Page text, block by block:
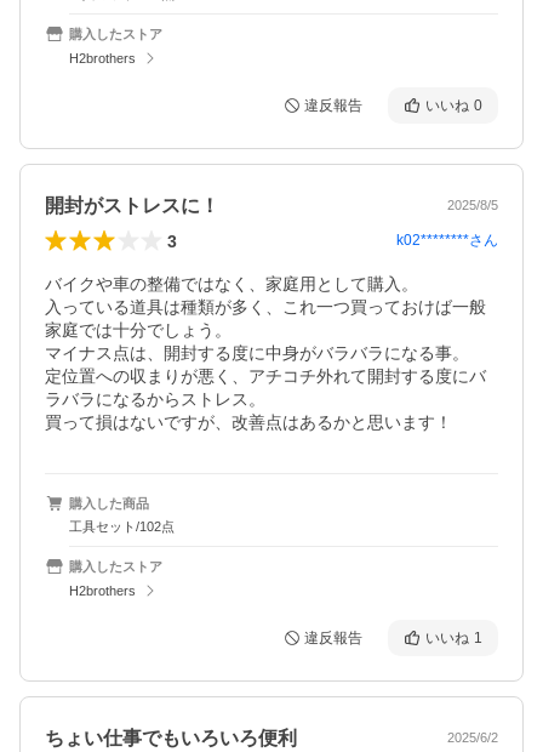
購入したストア
H2brothers
違反報告 いいね 0
開封がストレスに！ 2025/8/5
3 k02********さん
バイクや車の整備ではなく、家庭用として購入。
入っている道具は種類が多く、これ一つ買っておけば一般
家庭では十分でしょう。
マイナス点は、開封する度に中身がバラバラになる事。
定位置への収まりが悪く、アチコチ外れて開封する度にバ
ラバラになるからストレス。
買って損はないですが、改善点はあるかと思います！
購入した商品
工具セット/102点
購入したストア
H2brothers
違反報告 いいね 1
ちょい仕事でもいろいろ便利 2025/6/2